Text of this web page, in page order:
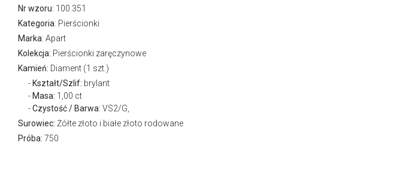
Nr wzoru: 100.351
Kategoria: Pierścionki
Marka: Apart
Kolekcja: Pierścionki zaręczynowe
Kamień: Diament (1 szt.)
Kształt/Szlif: brylant
Masa: 1,00 ct
Czystość / Barwa: VS2/G,
Surowiec: Żółte złoto i białe złoto rodowane
Próba: 750